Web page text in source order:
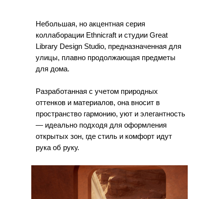
Небольшая, но акцентная серия
коллаборации Ethnicraft и студии Great
Library Design Studio, предназначенная для
улицы, плавно продолжающая предметы
для дома.
Разработанная с учетом природных
оттенков и материалов, она вносит в
пространство гармонию, уют и элегантность
— идеально подходя для оформления
открытых зон, где стиль и комфорт идут
рука об руку.